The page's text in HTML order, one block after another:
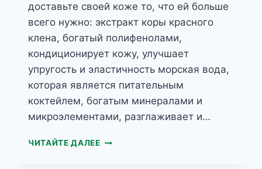
доставьте своей коже то, что ей больше
всего нужно: экстракт коры красного
клена, богатый полифенолами,
кондиционирует кожу, улучшает
упругость и эластичность морская вода,
которая является питательным
коктейлем, богатым минералами и
микроэлементами, разглаживает и…
ЧИТАЙТЕ ДАЛЕЕMY’BIO